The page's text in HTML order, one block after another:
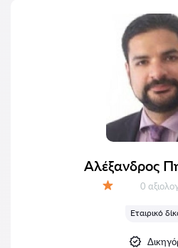
Αλέξανδρος
0
Εταιρικό